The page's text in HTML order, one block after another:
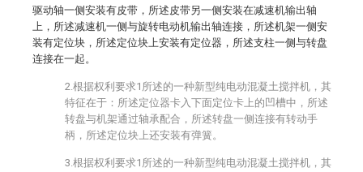
驱动轴一侧安装有皮带，所述皮带另一侧安装在减速机输出轴
上，所述减速机一侧与旋转电动机输出轴连接，所述机架一侧安
装有定位块，所述定位块上安装有定位器，所述支柱一侧与转盘
连接在一起。
2.根据权利要求1所述的一种新型纯电动混凝土搅拌机，其
特征在于：所述定位器卡入下面定位卡上的凹槽中，所述
转盘与机架通过轴承配合，所述转盘一侧连接有转动手
柄，所述定位块上还安装有弹簧。
3.根据权利要求1所述的一种新型纯电动混凝土搅拌机，其